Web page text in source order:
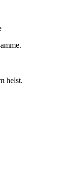
helst.